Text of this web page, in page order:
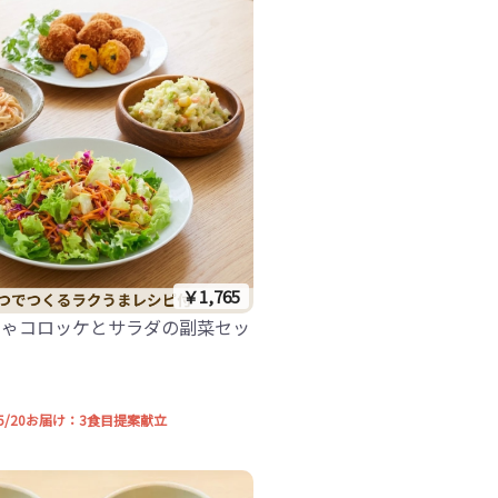
￥1,765
コロッケとサラダの副菜セッ
20お届け：3食目提案献立